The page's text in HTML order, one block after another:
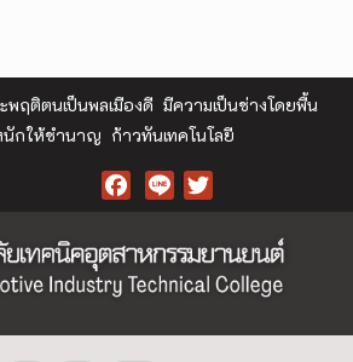
พฤติตนเป็นพลเมืองดี มีความเป็นช่างโดยพื้น
กให้ชำนาญ ก้าวทันเทคโนโลยี